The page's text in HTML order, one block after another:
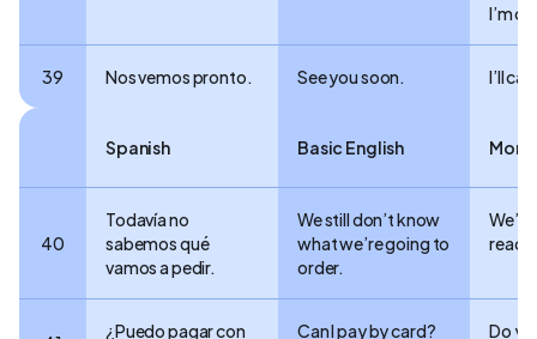
I’m
39 Nos vemos pronto. See you soon. I’ll
Spanish Basic English More
40
Todavía no
sabemos qué
vamos a pedir.
We still don’t know
what we’re going to
order.
¿Puedo pagar con
Can I pay by card?
Do